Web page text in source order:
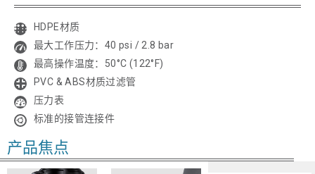
HDPE材质
最大工作压力：40 psi / 2.8 bar
最高操作温度：50°C (122°F)
PVC & ABS材质过滤管
压力表
标准的接管连接件
产品焦点
隐私保护 *
我同意 Emaux Water
条款和条件。